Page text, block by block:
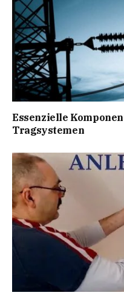
Essenzielle
Tragsystemen